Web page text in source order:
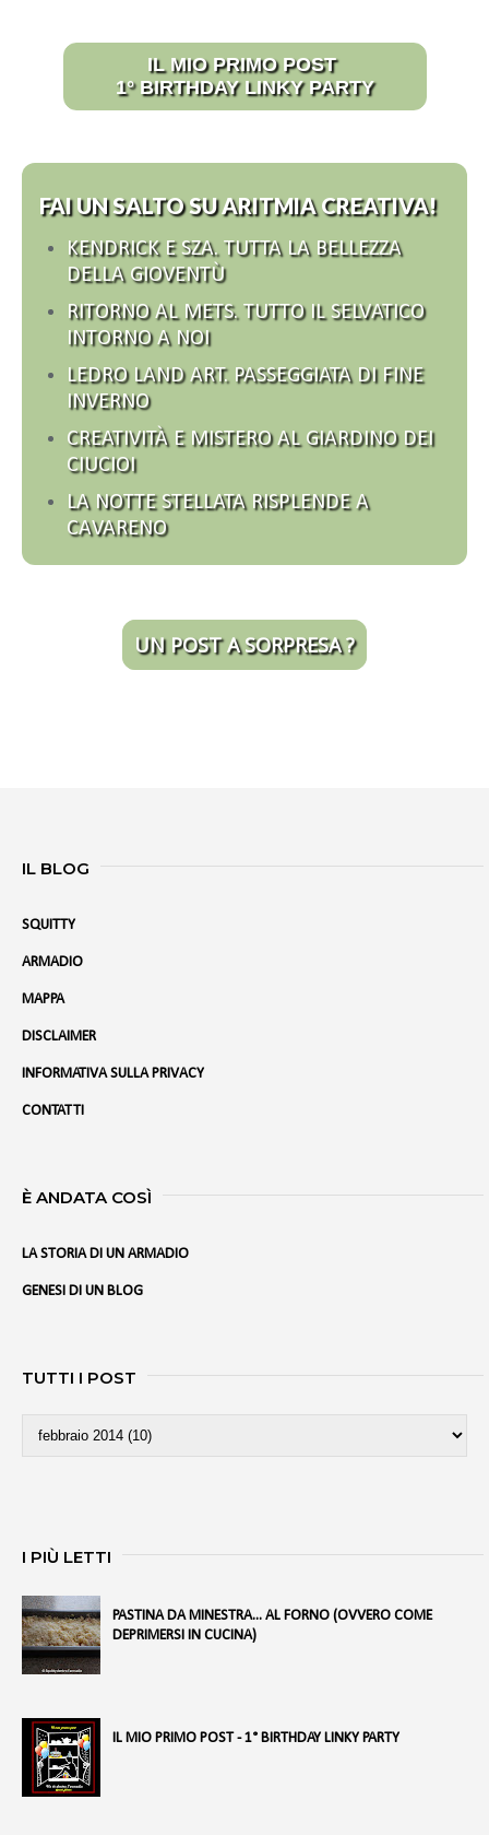
IL MIO PRIMO POST
1° BIRTHDAY LINKY PARTY
FAI UN SALTO SU ARITMIA CREATIVA!
KENDRICK E SZA. TUTTA LA BELLEZZA
DELLA GIOVENTÙ
RITORNO AL METS. TUTTO IL SELVATICO
INTORNO A NOI
LEDRO LAND ART. PASSEGGIATA DI FINE
INVERNO
CREATIVITÀ E MISTERO AL GIARDINO DEI
CIUCIOI
LA NOTTE STELLATA RISPLENDE A
CAVARENO
UN POST A SORPRESA ?
IL BLOG
SQUITTY
ARMADIO
MAPPA
DISCLAIMER
INFORMATIVA SULLA PRIVACY
CONTATTI
È ANDATA COSÌ
LA STORIA DI UN ARMADIO
GENESI DI UN BLOG
TUTTI I POST
I PIÙ LETTI
PASTINA DA MINESTRA... AL FORNO (OVVERO COME
DEPRIMERSI IN CUCINA)
IL MIO PRIMO POST - 1° BIRTHDAY LINKY PARTY